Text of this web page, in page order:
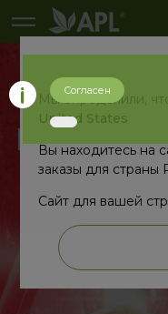
Мы определили,
United States
Вы находитесь на
заказы для страны
Сайт для вашей
Согласен